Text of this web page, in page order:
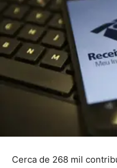
Cerca de 268 mil